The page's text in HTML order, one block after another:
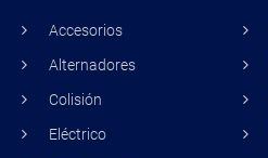
Accesorios
Alternadores
Colisión
Eléctrico